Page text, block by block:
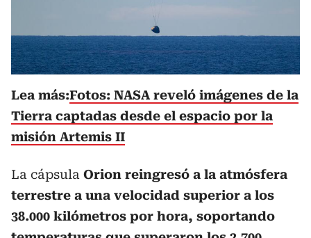
Lea más:Fotos: NASA reveló imágenes de la
Tierra captadas desde el espacio por la
misión Artemis II
La cápsula Orion reingresó a la atmósfera
terrestre a una velocidad superior a los
38.000 kilómetros por hora, soportando